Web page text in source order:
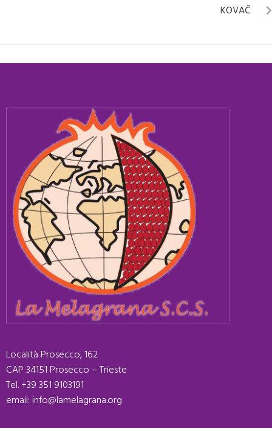
KOVAČ
Località Prosecco, 162
CAP 34151 Prosecco – Trieste
Tel. +39 351 9103191
email: info@lamelagrana.org